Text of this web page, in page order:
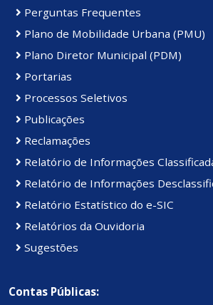
Perguntas Frequentes
Plano de Mobilidade Urbana (PMU)
Plano Diretor Municipal (PDM)
Portarias
Processos Seletivos
Publicações
Reclamações
Relatório de Informações
Relatório de Informações
Relatório Estatístico do e-SIC
Relatórios da Ouvidoria
Sugestões
Contas Públicas: